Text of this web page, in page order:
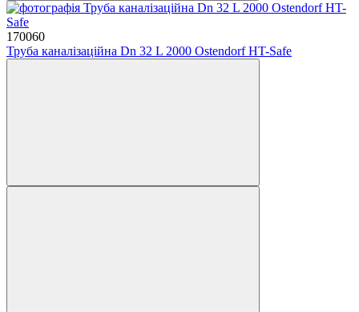
170060
Труба каналізаційна Dn 32 L 2000 Ostendorf HT-Safe